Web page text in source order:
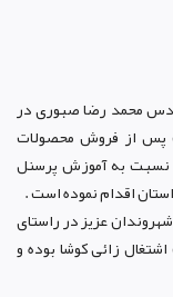
محمد رضا صبوری در
پس از فروش محصولات
نسبت به آموزش پرسنل
اقدام نموده است .
عزیز در راستای
زائی کوشا بوده و